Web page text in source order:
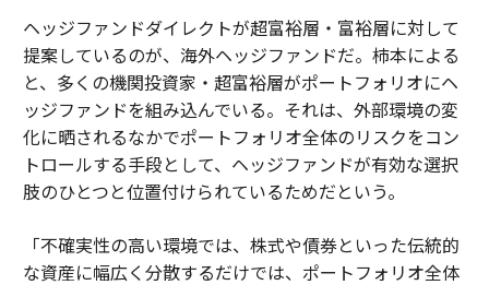
ヘッジファンドダイレクトが超富裕層・富裕層に対して
提案しているのが、海外ヘッジファンドだ。柿本による
と、多くの機関投資家・超富裕層がポートフォリオにヘ
ッジファンドを組み込んでいる。それは、外部環境の変
化に晒されるなかでポートフォリオ全体のリスクをコン
トロールする手段として、ヘッジファンドが有効な選択
肢のひとつと位置付けられているためだという。
「不確実性の高い環境では、株式や債券といった伝統的
な資産に幅広く分散するだけでは、ポートフォリオ全体